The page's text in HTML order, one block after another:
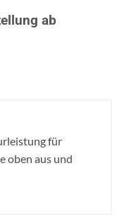
ab
für
oben aus und